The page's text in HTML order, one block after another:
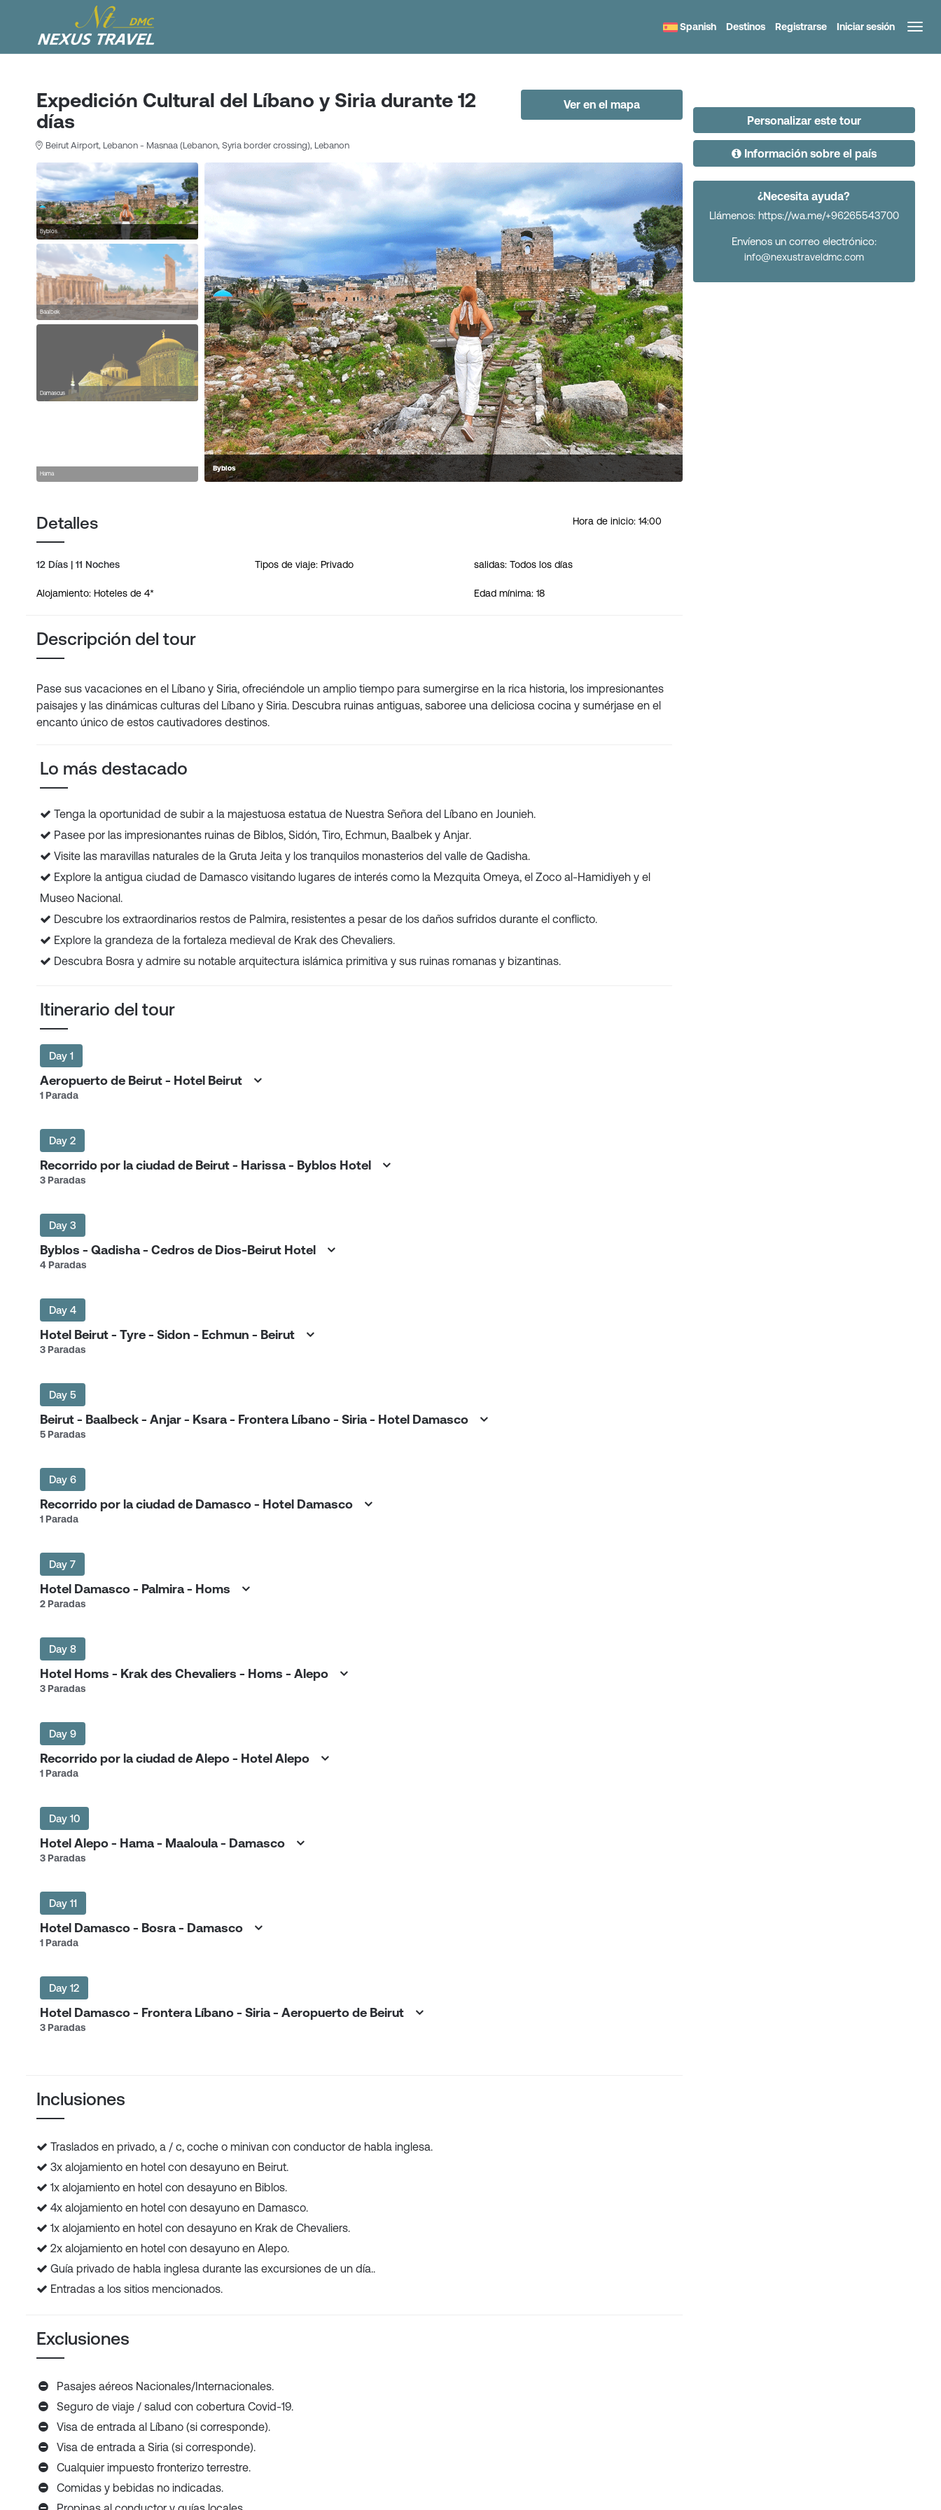
Spanish Destinos Iniciar sesión
Registrarse
Expedición Cultural del Líbano y Siria durante 12
días
Beirut Airport, Lebanon - Masnaa (Lebanon, Syria border crossing), Lebanon
Ver en el mapa
Byblos
Byblos
Baalbek
Damascus
Hama
Hora de inicio: 14:00
Detalles
12 Días | 11 Noches Tipos de viaje: Privado salidas: Todos los días
Alojamiento: Hoteles de 4* Edad mínima: 18
Descripción del tour
Pase sus vacaciones en el Líbano y Siria, ofreciéndole un amplio tiempo para sumergirse en la rica historia, los impresionantes
paisajes y las dinámicas culturas del Líbano y Siria. Descubra ruinas antiguas, saboree una deliciosa cocina y sumérjase en el
encanto único de estos cautivadores destinos.
Lo más destacado
Tenga la oportunidad de subir a la majestuosa estatua de Nuestra Señora del Líbano en Jounieh.
Pasee por las impresionantes ruinas de Biblos, Sidón, Tiro, Echmun, Baalbek y Anjar.
Visite las maravillas naturales de la Gruta Jeita y los tranquilos monasterios del valle de Qadisha.
Explore la antigua ciudad de Damasco visitando lugares de interés como la Mezquita Omeya, el Zoco al-Hamidiyeh y el
Museo Nacional.
Descubre los extraordinarios restos de Palmira, resistentes a pesar de los daños sufridos durante el conflicto.
Explore la grandeza de la fortaleza medieval de Krak des Chevaliers.
Descubra Bosra y admire su notable arquitectura islámica primitiva y sus ruinas romanas y bizantinas.
Itinerario del tour
Day 1
Aeropuerto de Beirut - Hotel Beirut
1 Parada
Day 2
Recorrido por la ciudad de Beirut - Harissa - Byblos Hotel
3 Paradas
Day 3
Byblos - Qadisha - Cedros de Dios-Beirut Hotel
4 Paradas
Day 4
Hotel Beirut - Tyre - Sidon - Echmun - Beirut
3 Paradas
Day 5
Beirut - Baalbeck - Anjar - Ksara - Frontera Líbano - Siria - Hotel Damasco
5 Paradas
Day 6
Recorrido por la ciudad de Damasco - Hotel Damasco
1 Parada
Day 7
Hotel Damasco - Palmira - Homs
2 Paradas
Day 8
Hotel Homs - Krak des Chevaliers - Homs - Alepo
3 Paradas
Day 9
Recorrido por la ciudad de Alepo - Hotel Alepo
1 Parada
Day 10
Hotel Alepo - Hama - Maaloula - Damasco
3 Paradas
Day 11
Hotel Damasco - Bosra - Damasco
1 Parada
Day 12
Hotel Damasco - Frontera Líbano - Siria - Aeropuerto de Beirut
3 Paradas
Inclusiones
Traslados en privado, a / c, coche o minivan con conductor de habla inglesa.
3x alojamiento en hotel con desayuno en Beirut.
1x alojamiento en hotel con desayuno en Biblos.
4x alojamiento en hotel con desayuno en Damasco.
1x alojamiento en hotel con desayuno en Krak de Chevaliers.
2x alojamiento en hotel con desayuno en Alepo.
Guía privado de habla inglesa durante las excursiones de un día..
Entradas a los sitios mencionados.
Exclusiones
Pasajes aéreos Nacionales/Internacionales.
Seguro de viaje / salud con cobertura Covid-19.
Visa de entrada al Líbano (si corresponde).
Visa de entrada a Siria (si corresponde).
Cualquier impuesto fronterizo terrestre.
Comidas y bebidas no indicadas.
Personalizar este tour
Información sobre el país
¿Necesita ayuda?
Llámenos: https://wa.me/+96265543700
Envíenos un correo electrónico:
info@nexustraveldmc.com